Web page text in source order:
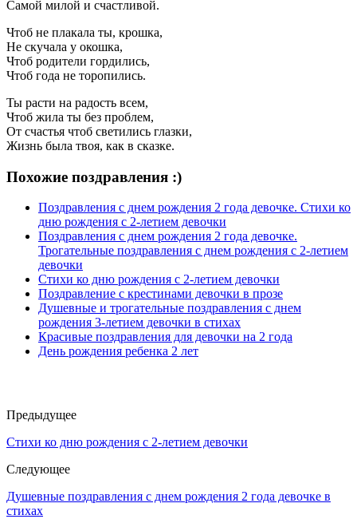
Самой милой и счастливой.
Чтоб не плакала ты, крошка,
Не скучала у окошка,
Чтоб родители гордились,
Чтоб года не торопились.
Ты расти на радость всем,
Чтоб жила ты без проблем,
От счастья чтоб светились глазки,
Жизнь была твоя, как в сказке.
Похожие поздравления :)
Поздравления с днем рождения 2 года девочке. Стихи ко
дню рождения с 2-летием девочки
Поздравления с днем рождения 2 года девочке.
Трогательные поздравления с днем рождения с 2-летием
девочки
Стихи ко дню рождения с 2-летием девочки
Поздравление с крестинами девочки в прозе
Душевные и трогательные поздравления с днем
рождения 3-летием девочки в стихах
Красивые поздравления для девочки на 2 года
День рождения ребенка 2 лет
Предыдущее
Стихи ко дню рождения с 2-летием девочки
Следующее
Душевные поздравления с днем рождения 2 года девочке в
стихах